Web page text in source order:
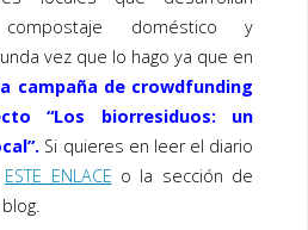
doméstico y
vez que lo hago ya que en
campaña de crowdfunding
“Los biorresiduos: un
Si quieres en leer el diario
ESTE ENLACE o la sección de